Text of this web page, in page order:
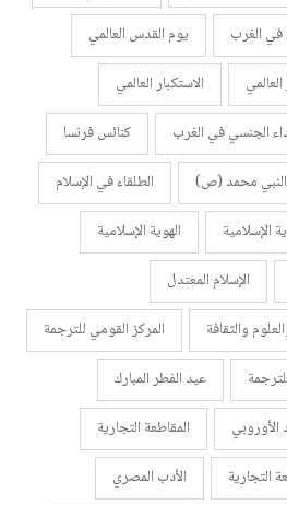
في الغرب
يوم القدس العالمي
الاستكبار العالمي
الجنسي في الغرب
كنائس فرنسا
محمد (ص)
الطلقاء في الإسلام
الإسلامية
الهوية الإسلامية
الإسلام المعتدل
والثقافة
المركز القومي للترجمة
عيد الفطر المبارك
الأوروبي
المقاطعة التجارية
التجارية
الأدب المصري